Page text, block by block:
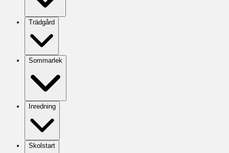
Trädgård
Sommarlek
Inredning
Skolstart